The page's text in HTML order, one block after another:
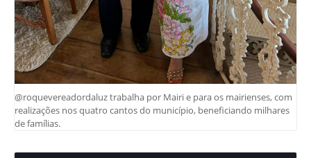
@roquevereadordaluz trabalha por Mairi e para os mairienses, com
realizações nos quatro cantos do município, beneficiando milhares
de famílias.